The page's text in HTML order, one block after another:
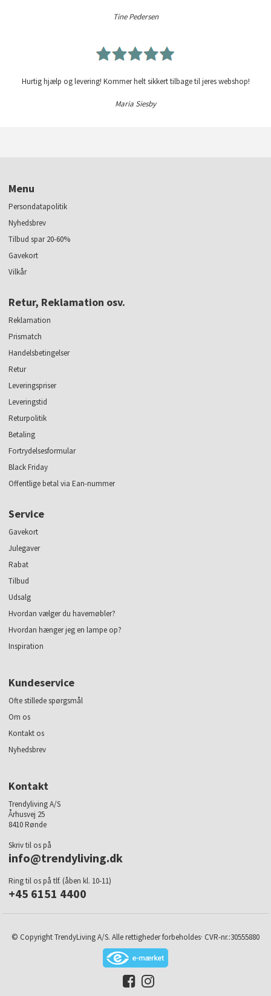
Tine Pedersen
Hurtig hjælp og levering! Kommer helt sikkert tilbage til jeres webshop!
Maria Siesby
Menu
Persondatapolitik
Nyhedsbrev
Tilbud spar 20-60%
Gavekort
Vilkår
Retur, Reklamation osv.
Reklamation
Prismatch
Handelsbetingelser
Retur
Leveringspriser
Leveringstid
Returpolitik
Betaling
Fortrydelsesformular
Black Friday
Offentlige betal via Ean-nummer
Service
Gavekort
Julegaver
Rabat
Tilbud
Udsalg
Hvordan vælger du havemøbler?
Hvordan hænger jeg en lampe op?
Inspiration
Kundeservice
Ofte stillede spørgsmål
Om os
Kontakt os
Nyhedsbrev
Kontakt
Trendyliving A/S
Århusvej 25
8410 Rønde
Skriv til os på
info@trendyliving.dk
Ring til os på tlf. (åben kl. 10-11)
+45 6151 4400
© Copyright TrendyLiving A/S. Alle rettigheder forbeholdes· CVR-nr.:30555880